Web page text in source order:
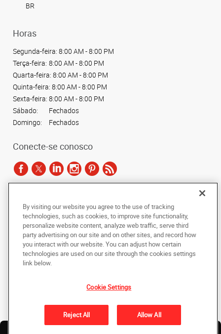
BR
Horas
Segunda-feira: 8:00 AM - 8:00 PM
Terça-feira: 8:00 AM - 8:00 PM
Quarta-feira: 8:00 AM - 8:00 PM
Quinta-feira: 8:00 AM - 8:00 PM
Sexta-feira: 8:00 AM - 8:00 PM
Sábado:
Fechados
Domingo:
Fechados
Conecte-se conosco
Copyright © 2024 AlphaGraphics Printshops do Brasil. Todos os direitos
reservados.
Avenida das Nações Unidas, 12901 - Loja 145
De volta ao topo
Política de Privacidade
copiada, fotocopiada, reproduzida, traduzida ou reduzida a qualquer meio
eletrônico ou forma legível por máquina, no todo ou em parte, sem o
consentimento prévio por escrito da AlphaGraphics Brasil.
By visiting our website you agree to the use of tracking
technologies, such as cookies, to improve site functionality,
personalize website content, analyze web traffic, serve third
party advertising on our site and on other sites, and record how
you interact with our website. You can adjust how certain
technologies are used on our site through the cookies settings
link below.
Cookie Settings
Reject All Allow All